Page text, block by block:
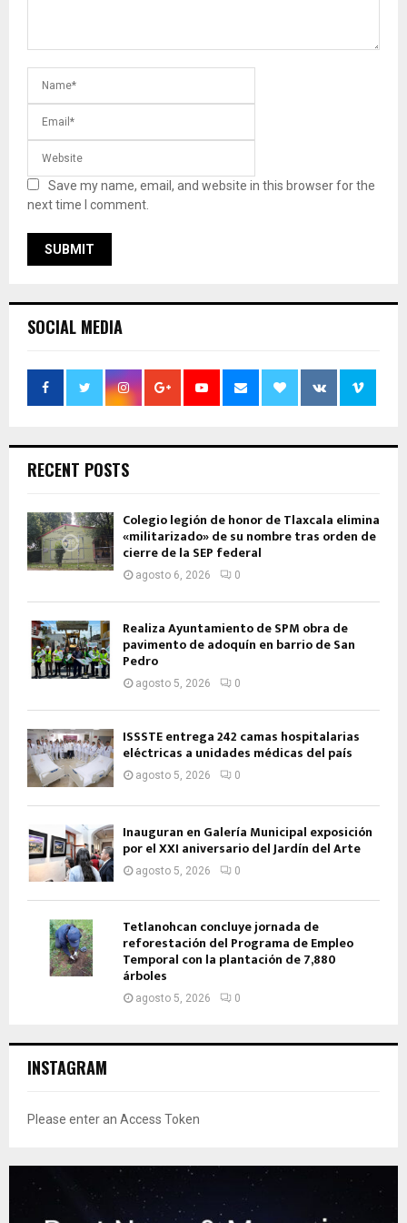
Save my name, email, and website in this browser for the
next time I comment.
SOCIAL MEDIA
RECENT POSTS
Colegio legión de honor de Tlaxcala elimina
«militarizado» de su nombre tras orden de
cierre de la SEP federal
agosto 6, 2026 0
Realiza Ayuntamiento de SPM obra de
pavimento de adoquín en barrio de San
Pedro
agosto 5, 2026 0
ISSSTE entrega 242 camas hospitalarias
eléctricas a unidades médicas del país
agosto 5, 2026 0
Inauguran en Galería Municipal exposición
por el XXI aniversario del Jardín del Arte
agosto 5, 2026 0
Tetlanohcan concluye jornada de
reforestación del Programa de Empleo
Temporal con la plantación de 7,880
árboles
agosto 5, 2026 0
INSTAGRAM
Please enter an Access Token